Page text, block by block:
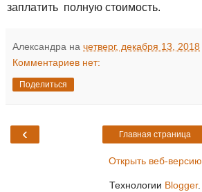
заплатить полную стоимость.
Александра на четверг, декабря 13, 2018
Комментариев нет:
Поделиться
‹ Главная страница
Открыть веб-версию
Технологии Blogger.